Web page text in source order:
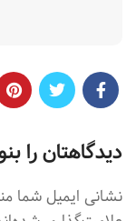
دیدگاهتان را
نشانی ایمیل شما